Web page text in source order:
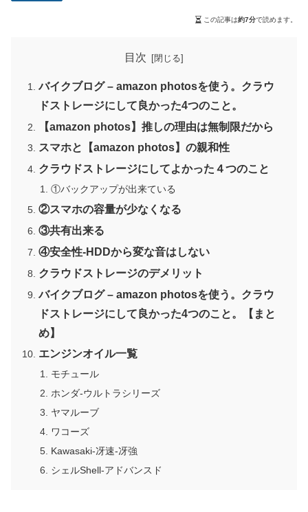
この記事は約7分で読めます。
目次
バイクブログ – amazon photosを使う。クラウ
ドストレージにして良かった4つのこと。
【amazon photos】推しの理由は無制限だから
スマホと【amazon photos】の親和性
クラウドストレージにしてよかった４つのこと
①バックアップが出来ている
②スマホの容量が少なくなる
③共有出来る
④安全性-HDDから変な音はしない
クラウドストレージのデメリット
バイクブログ – amazon photosを使う。クラウ
ドストレージにして良かった4つのこと。【まと
め】
エンジンオイル一覧
モチュール
ホンダ-ウルトラシリーズ
ヤマルーブ
ワコーズ
Kawasaki-冴速-冴強
シェルShell-アドバンスド